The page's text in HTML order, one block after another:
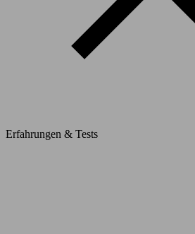
Erfahrungen & Tests